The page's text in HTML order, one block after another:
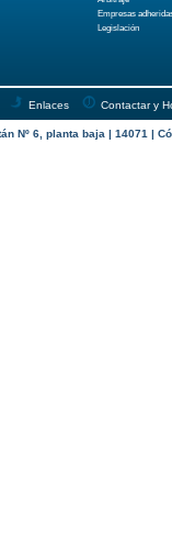
Empresas
Legislación
Enlaces Contactar y
Nº 6, planta baja | 14071 |